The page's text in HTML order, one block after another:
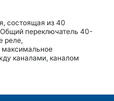
состоящая из 40
переключатель 40-
реле,
каналами, каналом